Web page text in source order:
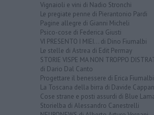
Vignaioli e vini di Nadio Stronchi
Le pregiate penne di Pierantonio Pardi
Pagine allegre di Gianni Micheli
Psico-cose di Federica Giusti
VI PRESENTO I MIEI... di Dino Fiumalbi
Le stelle di Astrea di Edit Permay
STORIE VISPE MA NON TROPPO
di Dario Dal Canto
Progettare il benessere di Erica Fiumalbi
La Toscana della birra di Davide
Cose strane e posti assurdi di Blue
Storielba di Alessandro Canestrelli